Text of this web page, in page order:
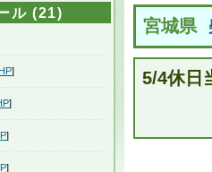
宮城県
5/4休日
ル (21)
HP]
]
]
]